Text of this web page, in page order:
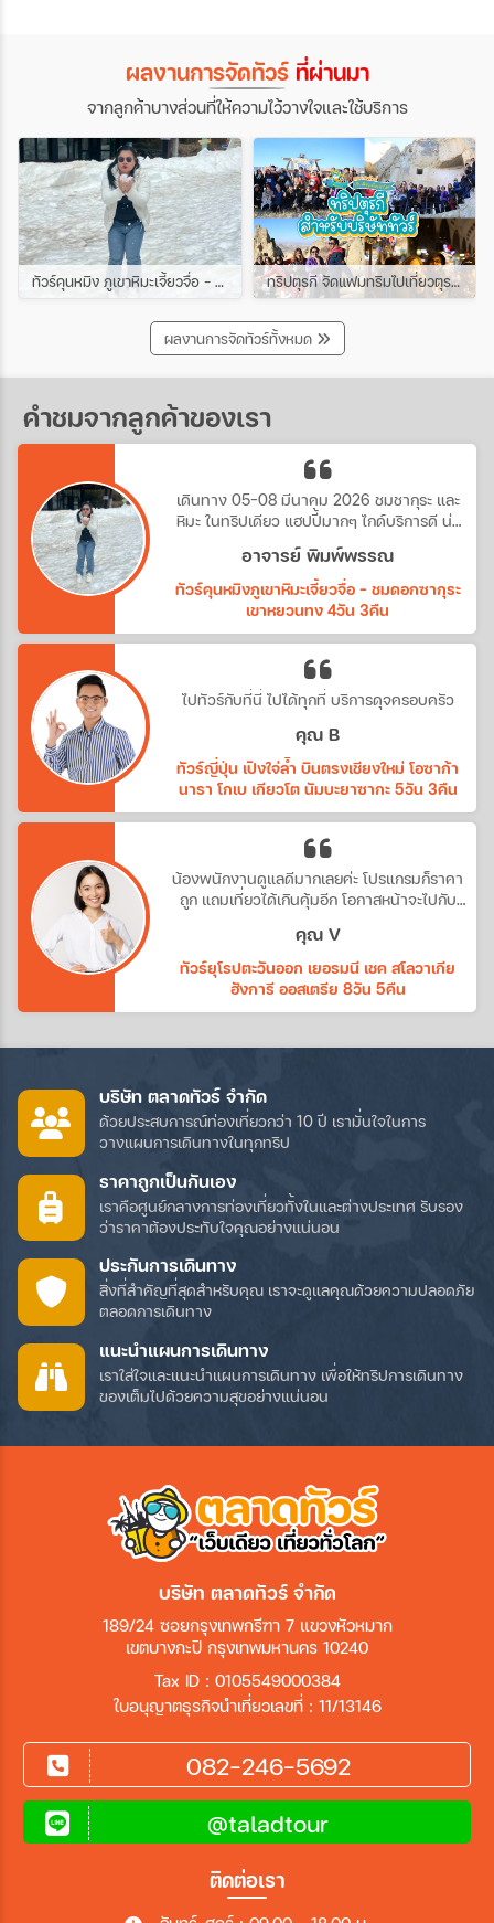
ผลงานการจัดทัวร์ที่ผ่านมา
จากลูกค้าบางส่วนที่ให้ความไว้วางใจและใช้บริการ
ทัวร์คุนหมิง ภูเขาหิมะเจี้ยวจื่อ - ชมดอกซากุระเขาหยวนทง 4วัน 3คืน ช่วง มีนาคม ทริปตุรกี จัดแฟมทริมไปเที่ยวตุรกีกับเหล่าบรรดาบริษัททัวร์ และเอเยนต์ทัวร์ ทริปนี้ขึ้นบอลลูนสนุกมาก
ผลงานการจัดทัวร์ทั้งหมด
คำชมจากลูกค้าของเรา
เดินทาง 05-08 มีนาคม 2026 ชมชากุระ และ
หิมะ ในทริปเดียว แฮปปี้มากๆ ไกด์บริการดี น่า
อาจารย์ พิมพ์พรรณ
ทัวร์คุนหมิงภูเขาหิมะเจี้ยวจื่อ - ชมดอกซากุระ
เขาหยวนทง 4วัน 3คืน
ไปทัวร์กับที่นี่ ไปได้ทุกที่ บริการดุจครอบครัว
คุณ B
ทัวร์ญี่ปุ่น เปิงใจ่ล้ำ บินตรงเชียงใหม่ โอซาก้า
นารา โกเบ เกียวโต นัมบะยาซากะ 5วัน 3คืน
น้องพนักงานดูแลดีมากเลยค่ะ โปรแกรมก็ราคา
ถูก แถมเที่ยวได้เกินคุ้มอีก โอกาสหน้าจะไปกับ
คุณ V
ทัวร์ยุโรปตะวันออก เยอรมนี เชค สโลวาเกีย
ฮังการี ออสเตรีย 8วัน 5คืน
บริษัท ตลาดทัวร์ จำกัด
ด้วยประสบการณ์ท่องเที่ยวกว่า 10 ปี เรามั่นใจในการ
วางแผนการเดินทางในทุกทริป
ราคาถูกเป็นกันเอง
เราคือศูนย์กลางการท่องเที่ยวทั้งในและต่างประเทศ รับรอง
ว่าราคาต้องประทับใจคุณอย่างแน่นอน
ประกันการเดินทาง
สิ่งที่สำคัญที่สุดสำหรับคุณ เราจะดูแลคุณด้วยความปลอดภัย
ตลอดการเดินทาง
แนะนำแผนการเดินทาง
เราใส่ใจและแนะนำแผนการเดินทาง เพื่อให้ทริปการเดินทาง
ของเต็มไปด้วยความสุขอย่างแน่นอน
บริษัท ตลาดทัวร์ จำกัด
189/24 ซอยกรุงเทพกรีฑา 7 แขวงหัวหมาก
เขตบางกะปิ กรุงเทพมหานคร 10240
Tax ID : 0105549000384
ใบอนุญาตธุรกิจนำเที่ยวเลขที่ : 11/13146
082-246-5692
@taladtour
ติดต่อเรา